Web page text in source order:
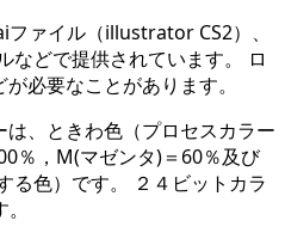
ファイル（illustrator CS2）、
などで提供されています。 ロ
必要なことがあります。
、ときわ色（プロセスカラー
％，M(マゼンタ)＝60％及び
る色）です。 ２４ビットカラ